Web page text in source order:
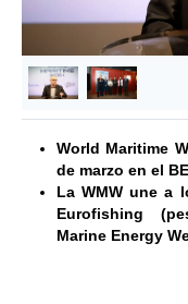
World Maritime
de marzo en el
La WMW une a
Eurofishing
Marine Energy